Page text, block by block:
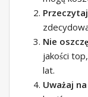
Nie
jakości
lat.
Uważaj